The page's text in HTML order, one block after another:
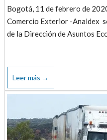
Bogotá, 11 de febrero de
Comercio Exterior -Analdex
de la Dirección de Asuntos
Leer más →